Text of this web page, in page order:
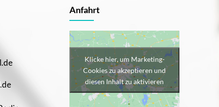
Anfahrt
Klicke hier, um Marketing-
Cookies zu akzeptieren und
diesen Inhalt zu aktivieren